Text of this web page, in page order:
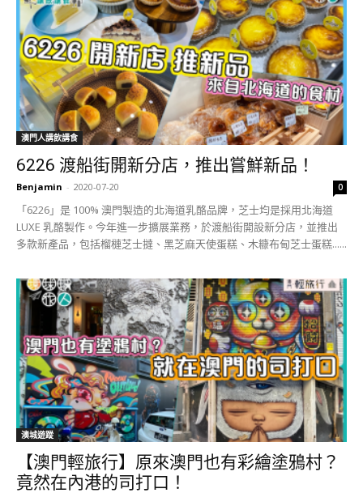
澳門人講飲講食
6226 渡船街開新分店，推出嘗鮮新品！
Benjamin - 2020-07-20 0
「6226」是 100% 澳門製造的北海道乳酪品牌，芝士均是採用北海道
LUXE 乳酪製作。今年進一步擴展業務，於渡船街開設新分店，並推出
多款新產品，包括榴槤芝士撻、黑芝麻天使蛋糕、木糠布甸芝士蛋糕......
澳城遊蹤
【澳門輕旅行】原來澳門也有彩繪塗鴉村？
竟然在內港的司打口！